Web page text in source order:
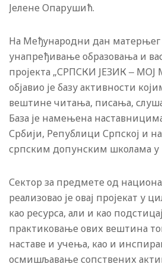
Јелене Опарушић.
На Међународни дан матерњег
унапређивање образовања и
пројекта „СРПСКИ ЈЕЗИК ‒
објавио је базу активности
вештине читања, писања,
База је намењена
Србији, Републици Српској и
српским допунским школама у
Сектор за предмете од
реализовао је овај пројекат у
као ресурса, али и као
практиковање ових вештина
наставе и учења, као и
осмишљавање сопствених